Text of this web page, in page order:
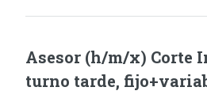
Asesor (h/m/x) Corte
turno tarde,